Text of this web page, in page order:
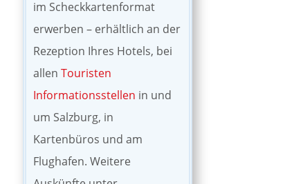
im Scheckkartenformat
erwerben – erhältlich an der
Rezeption Ihres Hotels, bei
allen Touristen
Informationsstellen in und
um Salzburg, in
Kartenbüros und am
Flughafen. Weitere